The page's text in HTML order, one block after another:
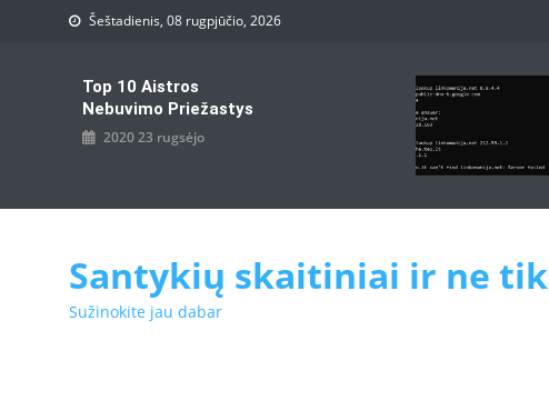
Šeštadienis, 08 rugpjūčio, 2026
Top 10 Aistros
Nebuvimo Priežastys
2020 23 rugsėjo
Santykių skaitiniai ir ne tik
Sužinokite jau dabar